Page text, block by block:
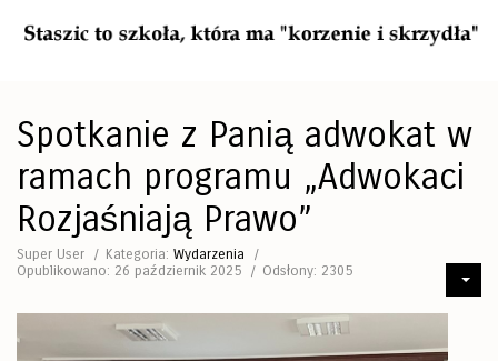
Spotkanie z Panią adwokat w
ramach programu „Adwokaci
Rozjaśniają Prawo”
Super User Kategoria: Wydarzenia
Opublikowano: 26 październik 2025
Odsłony: 2305